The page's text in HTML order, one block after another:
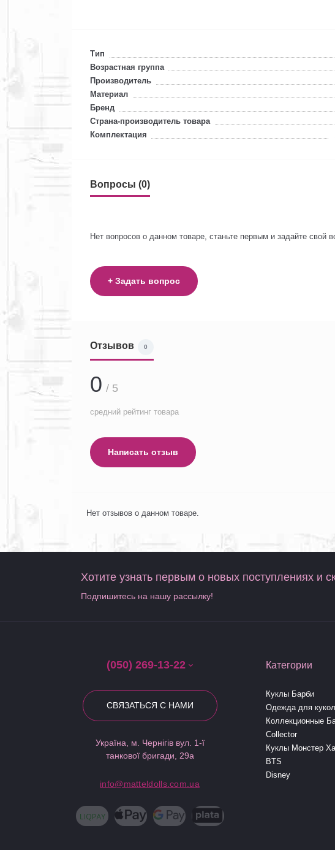
Тип
Возрастная группа
Производитель
Материал
Бренд
Страна-производитель товара
Комплектация
Вопросы (0)
Нет вопросов о данном товаре, станьте первым и задайте свой
+ Задать вопрос
Отзывов 0
0 / 5
средний рейтинг товара
Написать отзыв
Нет отзывов о данном товаре.
Хотите узнать первым о новых поступлениях и
Подпишитесь на нашу рассылку!
(050) 269-13-22
СВЯЗАТЬСЯ С НАМИ
Україна, м. Чернігів вул. 1-ї
танкової бригади, 29а
info@matteldolls.com.ua
Категории
Куклы Барби
Одежда для
Коллекционные
Collector
Куклы Монстер
BTS
Disney